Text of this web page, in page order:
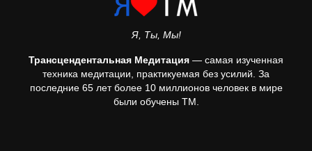
Я, Ты, Мы!
Трансцендентальная Медитация — самая изученная
техника медитации, практикуемая без усилий. За
последние 65 лет более 10 миллионов человек в мире
были обучены ТМ.